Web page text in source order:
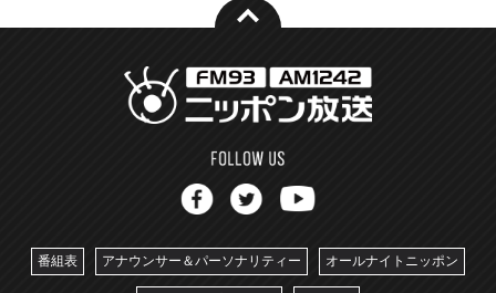
番組表 アナウンサー＆パーソナリティー オールナイトニッポン